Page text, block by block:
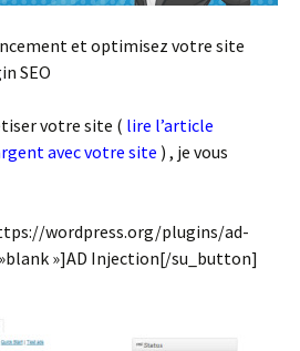
et optimisez votre site
SEO
votre site ( lire l’article
avec votre site ) , je vous
wordpress.org/plugins/ad-
»]AD Injection[/su_button]